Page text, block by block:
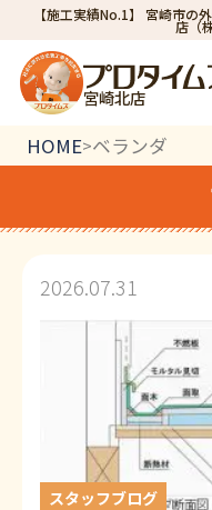
【施工実績No.1】 宮崎市の
店（
宮崎北店
HOME>ベランダ
2026.07.31
スタッフブログ